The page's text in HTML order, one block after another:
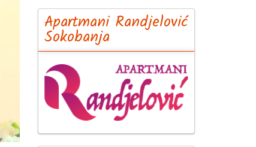
Apartmani Randjelović
Sokobanja